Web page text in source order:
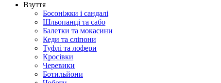
Взуття
Босоніжки і сандалі
Шльопанці та сабо
Балетки та мокасини
Кеди та сліпони
Туфлі та лофери
Кросівки
Черевики
Ботильйони